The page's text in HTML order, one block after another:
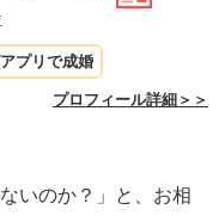
うために、これらの
う自己開示をするこ
得ます。
です。例えば、「も
イルの中で健康をど
プリで成婚
プロフィール詳細＞＞
いのか？」と、お相